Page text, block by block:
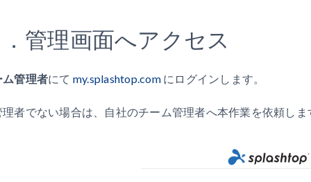
管理画面へアクセス
ム管理者にて my.splashtop.comにログインします。
理者でない場合は、自社のチーム管理者へ本作業を依頼しま